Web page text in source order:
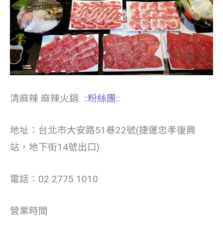
清麻辣 麻辣火鍋 ::粉絲團::
地址：台北市大安路51巷22號(捷運忠孝復興
站，地下街14號出口)
電話：02 2775 1010
營業時間